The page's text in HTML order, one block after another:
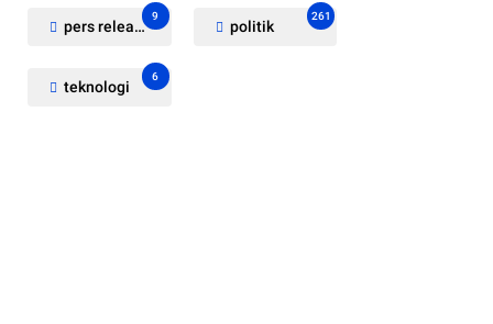
pers release
9
politik
261
teknologi
6